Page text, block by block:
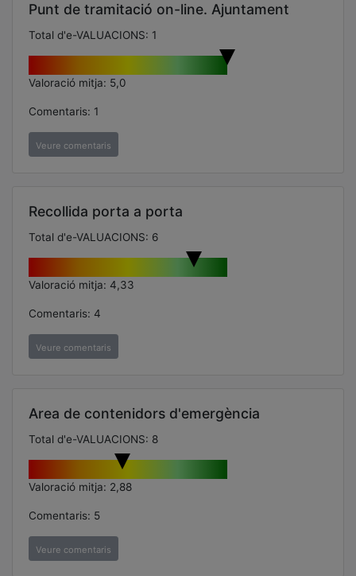
Punt de tramitació on-line. Ajuntament
Total d'e-VALUACIONS: 1
Valoració mitja: 5,0
Comentaris: 1
Veure comentaris
Recollida porta a porta
Total d'e-VALUACIONS: 6
Valoració mitja: 4,33
Comentaris: 4
Veure comentaris
Area de contenidors d'emergència
Total d'e-VALUACIONS: 8
Valoració mitja: 2,88
Comentaris: 5
Veure comentaris